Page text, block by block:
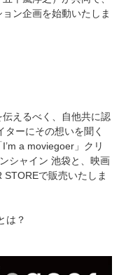
ン企画を始動いたしま
えるべく、自他共に認
ーにその想いを聞く
a moviegoer」クリ
シャイン 池袋と、映画
STOREで販売いたしま
は？